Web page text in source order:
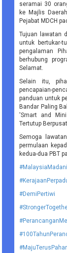
seramai 30
ke Majlis
Pejabat MDCH
Tujuan lawatan
untuk bertukar-
pengalaman
berhubung
Selamat.
Selain itu,
pencapaian-
panduan untuk
Bandar Paling
'Smart and
Tertutup
Semoga
permulaan
kedua-dua PBT
#MalaysiaMadani
#DemiPertiwi